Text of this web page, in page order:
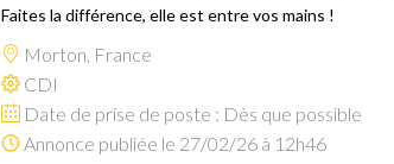
Faites la différence, elle est entre vos mains !
Morton, France
CDI
Date de prise de poste : Dès que possible
Annonce publiée le 27/02/26 à 12h46